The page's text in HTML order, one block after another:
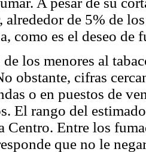
alrededor de 5% de
como es el deseo de
de los menores al
obstante, cifras
o en puestos de
El rango del
Centro. Entre los
que no le